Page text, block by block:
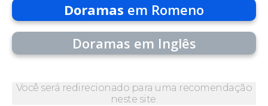
Doramas em Romeno
Doramas em Inglês
Você será redirecionado para uma recomendação
neste site.